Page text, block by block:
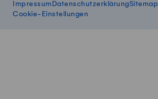
Impressum DatenschutzerklärungSitemap
Cookie-Einstellungen